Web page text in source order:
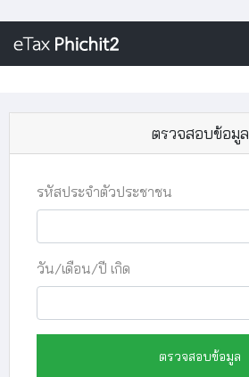
ตรวจสอบข้อมูล
รหัสประจำตัวประชาชน
วัน/เดือน/ปี เกิด
ตรวจสอบข้อมูล